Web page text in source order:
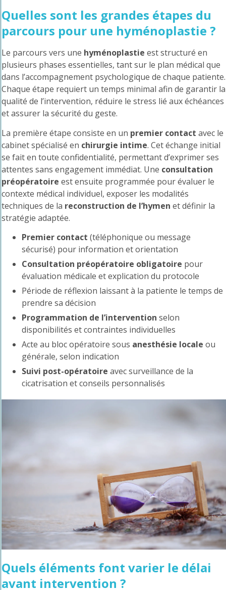
Quelles sont les grandes étapes du
parcours pour une hyménoplastie ?
Le parcours vers une hyménoplastie est structuré en
plusieurs phases essentielles, tant sur le plan médical que
dans l’accompagnement psychologique de chaque patiente.
Chaque étape requiert un temps minimal afin de garantir la
qualité de l’intervention, réduire le stress lié aux échéances
et assurer la sécurité du geste.
La première étape consiste en un premier contact avec le
cabinet spécialisé en chirurgie intime. Cet échange initial
se fait en toute confidentialité, permettant d’exprimer ses
attentes sans engagement immédiat. Une consultation
préopératoire est ensuite programmée pour évaluer le
contexte médical individuel, exposer les modalités
techniques de la reconstruction de l’hymen et définir la
stratégie adaptée.
Premier contact (téléphonique ou message
sécurisé) pour information et orientation
Consultation préopératoire obligatoire pour
évaluation médicale et explication du protocole
Période de réflexion laissant à la patiente le temps de
prendre sa décision
Programmation de l’intervention selon
disponibilités et contraintes individuelles
Acte au bloc opératoire sous anesthésie locale ou
générale, selon indication
Suivi post-opératoire avec surveillance de la
cicatrisation et conseils personnalisés
Quels éléments font varier le délai
avant intervention ?